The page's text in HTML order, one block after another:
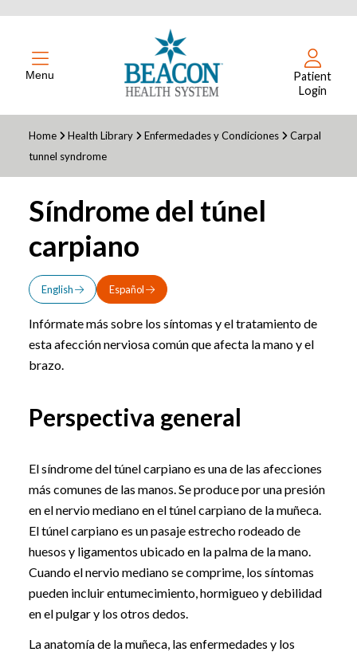
Menu
Patient
Login
Home Health Library Enfermedades y Condiciones
Carpal
tunnel syndrome
Síndrome del túnel
carpiano
English Español
Infórmate más sobre los síntomas y el tratamiento de
esta afección nerviosa común que afecta la mano y el
brazo.
Perspectiva general
El síndrome del túnel carpiano es una de las afecciones
más comunes de las manos. Se produce por una presión
en el nervio mediano en el túnel carpiano de la muñeca.
El túnel carpiano es un pasaje estrecho rodeado de
huesos y ligamentos ubicado en la palma de la mano.
Cuando el nervio mediano se comprime, los síntomas
pueden incluir entumecimiento, hormigueo y debilidad
en el pulgar y los otros dedos.
La anatomía de la muñeca, las enfermedades y los